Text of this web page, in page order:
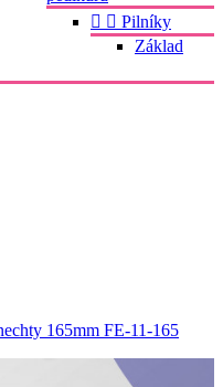
  Pilníky
Základ
165mm FE-11-165